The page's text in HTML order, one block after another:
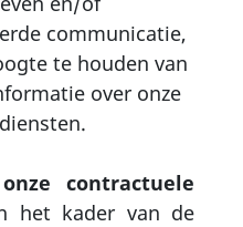
communicatie,
te houden van
over onze
contractuele
het kader van de